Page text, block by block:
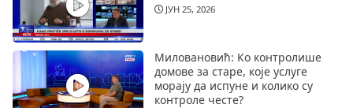
ЈУН 25, 2026
Миловановић: Ко контролише
домове за старе, које услуге
морају да испуне и колико су
контроле честе?